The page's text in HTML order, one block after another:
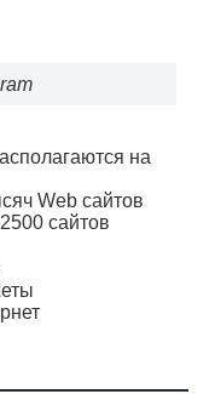
на
Web сайтов
сайтов